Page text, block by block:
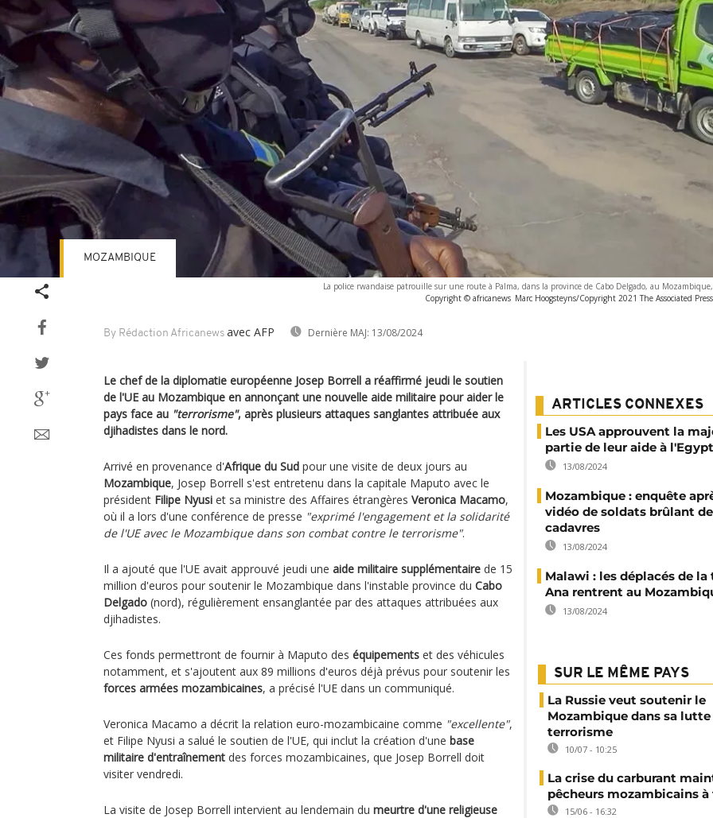
La police rwandaise patrouille sur une route à Palma, dans la province de Cabo Delgado, au
Copyright © africanews Marc Hoogsteyns/Copyright 2021 The Associated
By Rédaction Africanews avec AFP Dernière MAJ: 13/08/2024
MOZAMBIQUE
Le chef de la diplomatie européenne Josep Borrell a réaffirmé jeudi le soutien
de l'UE au Mozambique en annonçant une nouvelle aide militaire pour aider le
pays face au "terrorisme", après plusieurs attaques sanglantes attribuée aux
djihadistes dans le nord.
Arrivé en provenance d'Afrique du Sud pour une visite de deux jours au
Mozambique, Josep Borrell s'est entretenu dans la capitale Maputo avec le
président Filipe Nyusi et sa ministre des Affaires étrangères Veronica Macamo,
où il a lors d'une conférence de presse "exprimé l'engagement et la solidarité
de l'UE avec le Mozambique dans son combat contre le terrorisme".
Il a ajouté que l'UE avait approuvé jeudi une aide militaire supplémentaire de 15
million d'euros pour soutenir le Mozambique dans l'instable province du Cabo
Delgado (nord), régulièrement ensanglantée par des attaques attribuées aux
djihadistes.
Ces fonds permettront de fournir à Maputo des équipements et des véhicules
notamment, et s'ajoutent aux 89 millions d'euros déjà prévus pour soutenir les
forces armées mozambicaines, a précisé l'UE dans un communiqué.
Veronica Macamo a décrit la relation euro-mozambicaine comme "excellente",
et Filipe Nyusi a salué le soutien de l'UE, qui inclut la création d'une base
militaire d'entraînement des forces mozambicaines, que Josep Borrell doit
visiter vendredi.
La visite de Josep Borrell intervient au lendemain du meurtre d'une religieuse
ARTICLES CONNEXES
Les USA approuvent la
partie de leur aide à
13/08/2024
Mozambique : enquête
vidéo de soldats brûlant
cadavres
13/08/2024
Malawi : les déplacés de
Ana rentrent au
13/08/2024
SUR LE MÊME PAYS
La Russie veut soutenir le
Mozambique dans sa
terrorisme
10/07 - 10:25
La crise du carburant
pêcheurs mozambicains à
15/06 - 16:32